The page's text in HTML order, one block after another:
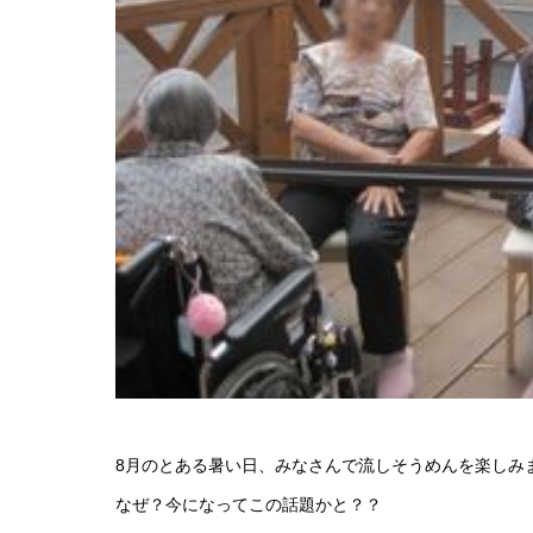
8月のとある暑い日、みなさんで流しそうめんを楽しみ
なぜ？今になってこの話題かと？？